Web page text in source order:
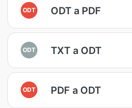
ODT ODT a PDF
ODT TXT a ODT
ODT PDF a ODT